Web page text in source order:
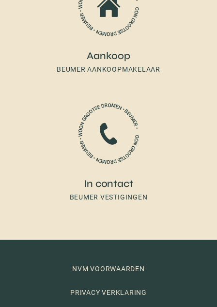
Aankoop
BEUMER AANKOOPMAKELAAR
In contact
BEUMER VESTIGINGEN
NVM VOORWAARDEN
PRIVACY VERKLARING